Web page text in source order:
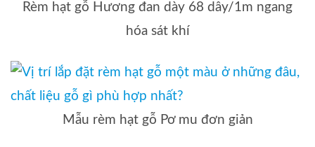
Rèm hạt gỗ Hương đan dày 68 dây/1m ngang
hóa sát khí
Mẫu rèm hạt gỗ Pơ mu đơn giản